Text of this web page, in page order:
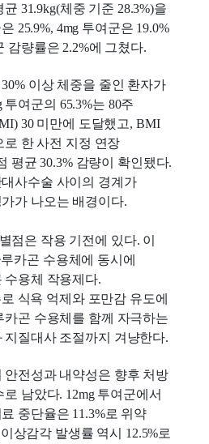
31.9kg(체중 기준 28.3%)을
25.9%, 4mg 투여군은 19.0%
감량률은 2.2%에 그쳤다.
이상 체중을 줄인 환자가
투여군의 65.3%는 80주
30 미만에 도달했고, BMI
로 한 사전 지정 연장
평균 30.3% 감량이 확인됐다.
사수술 사이의 경계가
가 나오는 배경이다.
점은 작용 기전에 있다. 이
카곤 수용체에 동시에
수용체 작용제다.
식욕 억제와 포만감 유도에
카곤 수용체를 함께 자극하는
지질대사 조절까지 겨냥한다.
안전성과 내약성은 향후 처방
남았다. 12mg 투여군에서
중단율은 11.3%로 위약
상감각 발생률 역시 12.5%로